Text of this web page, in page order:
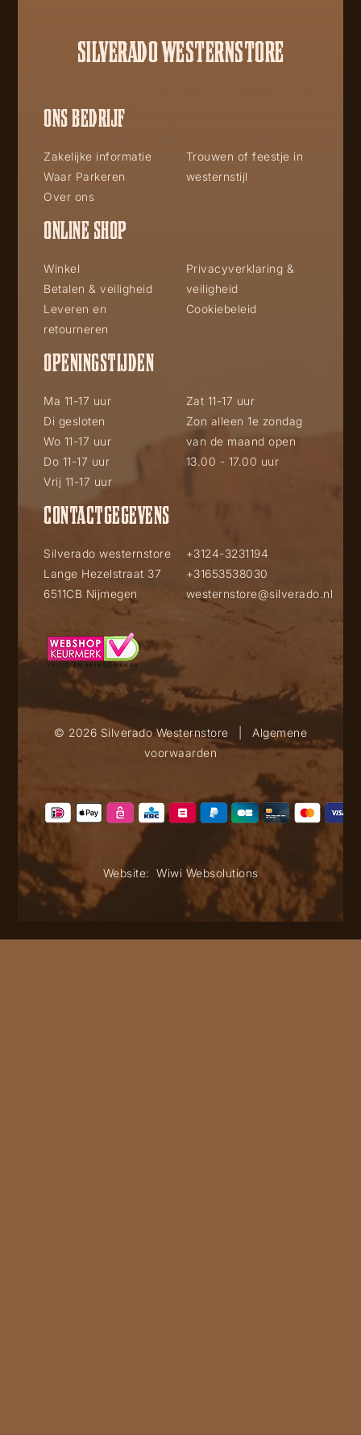
SILVERADO WESTERNSTORE
ONS BEDRIJF
Zakelijke informatie
Waar Parkeren
Over ons
Trouwen of feestje in
westernstijl
ONLINE SHOP
Winkel
Betalen & veiligheid
Leveren en
retourneren
Privacyverklaring &
veiligheid
Cookiebeleid
OPENINGSTIJDEN
Ma 11-17 uur
Di gesloten
Wo 11-17 uur
Do 11-17 uur
Vrij 11-17 uur
Zat 11-17 uur
Zon alleen 1e zondag
van de maand open
13.00 - 17.00 uur
CONTACTGEGEVENS
Silverado westernstore
Lange Hezelstraat 37
6511CB Nijmegen
+3124-3231194
+31653538030
westernstore@silverado.nl
© 2026 Silverado Westernstore
Algemene
voorwaarden
Website: Wiwi Websolutions